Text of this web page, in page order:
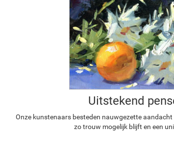
Uitstekend
Onze kunstenaars besteden nauwgezette
zo trouw mogelijk blijft en een